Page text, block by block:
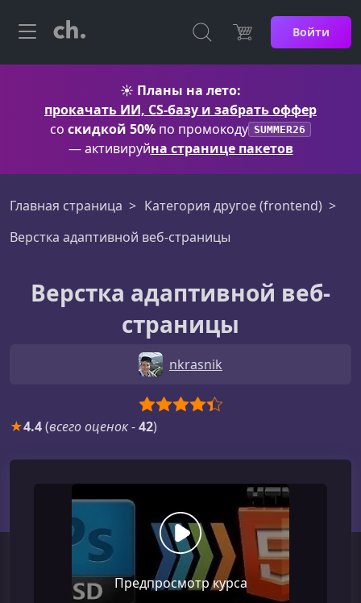
Войти
☀️ Планы на лето:
прокачать ИИ, CS-базу и забрать оффер
со скидкой 50% по промокоду SUMMER26
— активируйна странице пакетов
Главная страница
Категория другое (frontend)
Верстка адаптивной веб-страницы
Верстка адаптивной веб-
страницы
nkrasnik
★4.4(всего оценок-42)
Предпросмотр курса